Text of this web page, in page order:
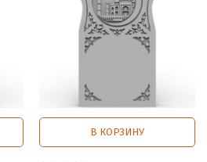
В КОРЗИНУ